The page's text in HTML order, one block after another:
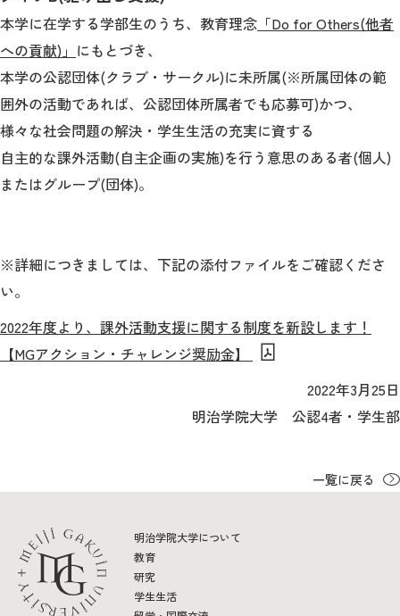
本学に在学する学部生のうち、教育理念 「Do for Others(他者
への貢献)」 にもとづき、
本学の公認団体(クラブ・サークル)に未所属(※所属団体の範
囲外の活動であれば、公認団体所属者でも応募可)かつ、
様々な社会問題の解決・学生生活の充実に資する
自主的な課外活動(自主企画の実施)を行う意思のある者(個人)
またはグループ(団体)。
※詳細につきましては、下記の添付ファイルをご確認くださ
い。
2022年度より、課外活動支援に関する制度を新設します！
【MGアクション・チャレンジ奨励金】
2022年3月25日
明治学院大学 公認4者・学生部
一覧に戻る
明治学院大学について
教育
研究
学生生活